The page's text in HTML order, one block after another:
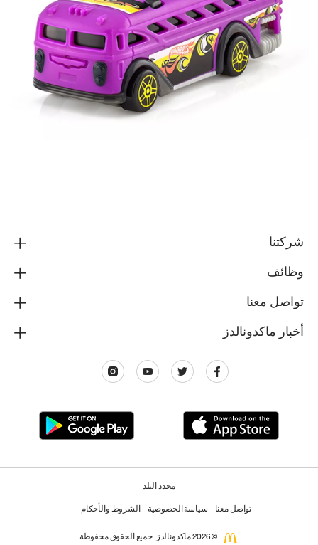
شركتنا
وظائف
تواصل معنا
أخبار ماكدونالدز
محدد البلد
تواصل معنا سياسة الخصوصية الشروط والأحكام
© 2026 ماكدونالدز. جميع الحقوق محفوظة.